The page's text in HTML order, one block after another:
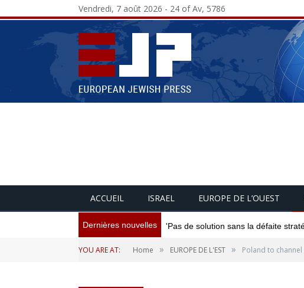
Vendredi, 7 août 2026 - 24 of Av, 5786
ACCUEIL ISRAEL EUROPE DE L’OUEST
Dernières nouvelles 'Pas de solution sans la défaite
YOU ARE AT: Home » EUROPE DE L'EST » Poland to